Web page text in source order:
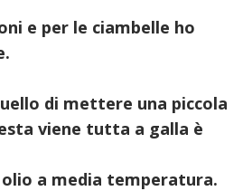
e per le ciambelle ho
di mettere una piccola
viene tutta a galla è
a media temperatura.